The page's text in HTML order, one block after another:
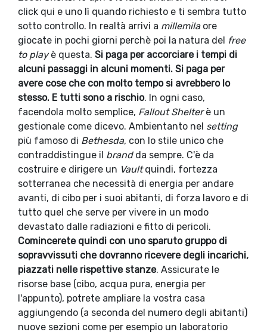
click qui e uno lì quando richiesto e ti sembra tutto
sotto controllo. In realtà arrivi a millemilaore
giocate in pochi giorni perchè poi la natura del free
to playè questa. Si paga per accorciare i tempi di
alcuni passaggi in alcuni momenti. Si paga per
avere cose che con molto tempo si avrebbero lo
stesso. E tutti sono a rischio. In ogni caso,
facendola molto semplice, Fallout Shelterè un
gestionale come dicevo. Ambientanto nel setting
più famoso di Bethesda, con lo stile unico che
contraddistingue il brand da sempre. C'è da
costruire e dirigere un Vaultquindi, fortezza
sotterranea che necessità di energia per andare
avanti, di cibo per i suoi abitanti, di forza lavoro e di
tutto quel che serve per vivere in un modo
devastato dalle radiazioni e fitto di pericoli.
Comincerete quindi con uno sparuto gruppo di
sopravvissuti che dovranno ricevere degli incarichi,
piazzati nelle rispettive stanze. Assicurate le
risorse base (cibo, acqua pura, energia per
l'appunto), potrete ampliare la vostra casa
aggiungendo (a seconda del numero degli abitanti)
nuove sezioni come per esempio un laboratorio